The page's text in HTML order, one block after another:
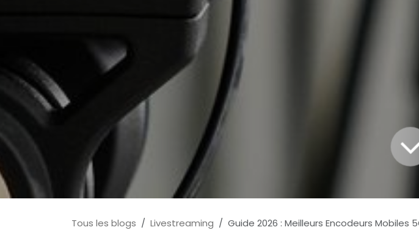
Tous les blogs Livestreaming
Guide 2026 : Meilleurs Encodeurs Mobiles